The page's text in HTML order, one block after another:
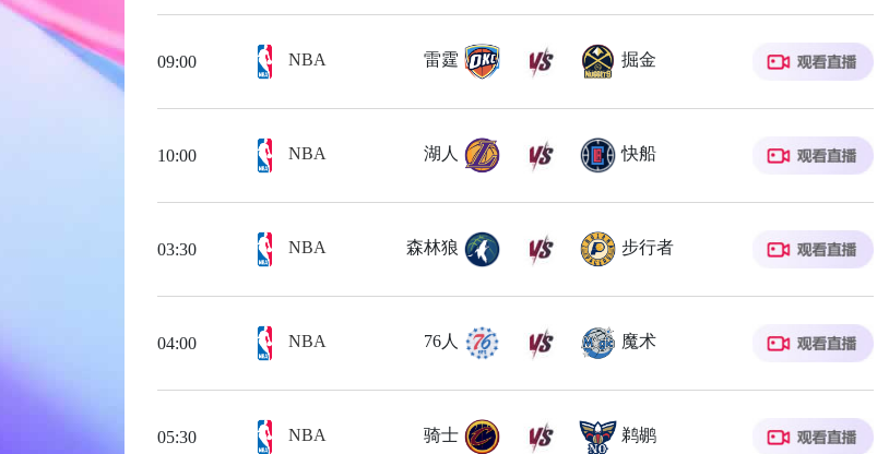
09:00 NBA 雷霆 掘金
10:00 NBA 湖人 快船
03:30 NBA 森林狼 步行者
04:00 NBA 76人 魔术
05:30 NBA 骑士 鹈鹕